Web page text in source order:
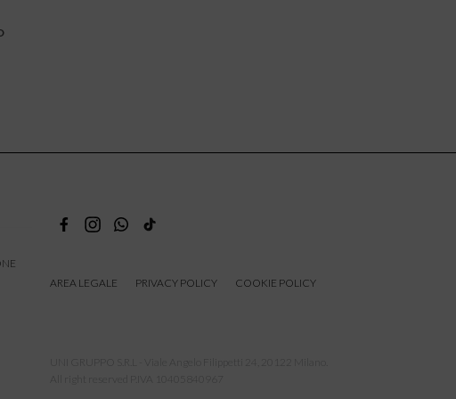
AREA LEGALE PRIVACY POLICY COOKIE POLICY